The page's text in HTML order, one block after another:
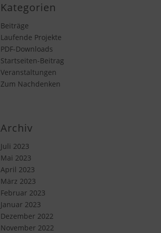
Kategorien
Beiträge
Laufende Projekte
PDF-Downloads
Startseiten-Beitrag
Veranstaltungen
Zum Nachdenken
Archiv
Juli 2023
Mai 2023
April 2023
März 2023
Februar 2023
Januar 2023
Dezember 2022
November 2022